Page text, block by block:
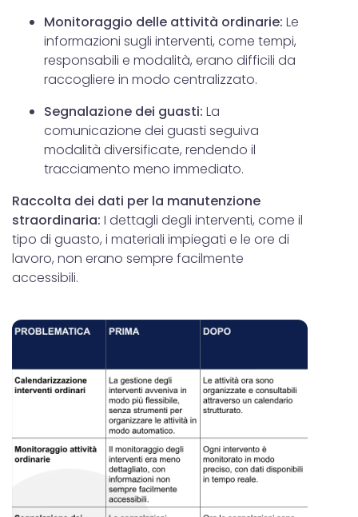
Monitoraggio delle attività ordinarie: Le
informazioni sugli interventi, come tempi,
responsabili e modalità, erano difficili da
raccogliere in modo centralizzato.
Segnalazione dei guasti: La
comunicazione dei guasti seguiva
modalità diversificate, rendendo il
tracciamento meno immediato.
Raccolta dei dati per la manutenzione
straordinaria: I dettagli degli interventi, come il
tipo di guasto, i materiali impiegati e le ore di
lavoro, non erano sempre facilmente
accessibili.